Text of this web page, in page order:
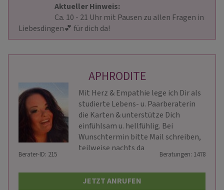
Aktueller Hinweis:
Liebesdingen💕 für dich da!
APHRODITE
Mit Herz & Empathie lege ich Dir als
studierte Lebens- u. Paarberaterin
die Karten & unterstütze Dich
einfühlsam u. hellfühlig. Bei
Wunschtermin bitte Mail schreiben,
teilweise nachts da
Berater-ID: 215 Beratungen: 1478
JETZT ANRUFEN